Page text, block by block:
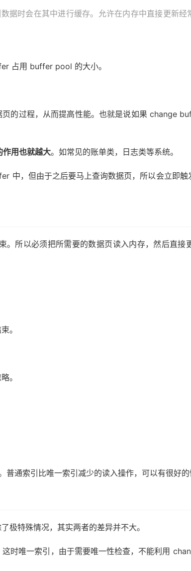
据时会在其中进行缓存。允许在内存中直接更新
占用 buffer pool 的大小。
的过程，从而提高性能。也就是说如果 change
用也就越大。如常见的账单类，日志类等系统。
中，但由于之后要马上查询数据页，所以会立即
。所以必须把所需要的数据页读入内存，然后直
。
。
通索引比唯一索引减少的读入操作，可以有很好的
极特殊情况，其实两者的差异并不大。
时唯一索引，由于需要唯一性检查，不能利用